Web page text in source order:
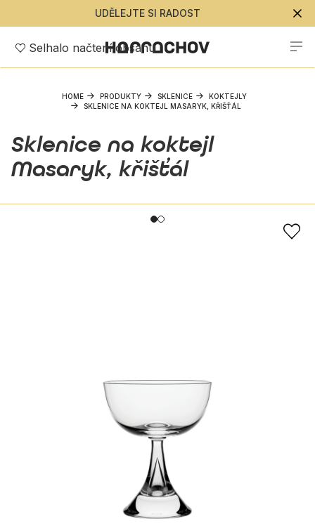
UDĚLEJTE SI RADOST
Selhalo načtení obsahu
HOME PRODUKTY SKLENICE
KOKTEJLY
SKLENICE NA KOKTEJL MASARYK, KŘIŠŤÁL
Sklenice na koktejl
Masaryk, křišťál